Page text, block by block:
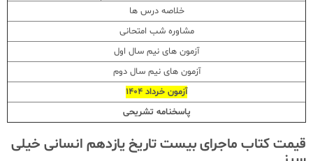
خلاصه درس ها
مشاوره شب امتحانی
آزمون های نیم سال اول
آزمون های نیم سال دوم
آزمون خرداد 1404
پاسخنامه تشریحی
قیمت کتاب ماجرای بیست تاریخ یازدهم انسانی خیلی